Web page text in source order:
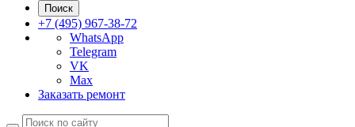
Поиск
+7 (495) 967-38-72
WhatsApp
Telegram
VK
Max
Заказать ремонт